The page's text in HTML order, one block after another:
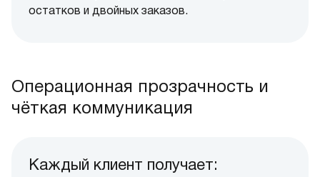
остатков и двойных заказов.
Операционная прозрачность и
чёткая коммуникация
Каждый клиент получает: